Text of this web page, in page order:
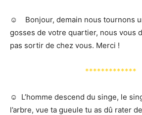
☺️ Bonjour, demain nous tournons
gosses de votre quartier, nous vous
pas sortir de chez vous. Merci !
*************
☺️ L’homme descend du singe, le
l’arbre, vue ta gueule tu as dû rater